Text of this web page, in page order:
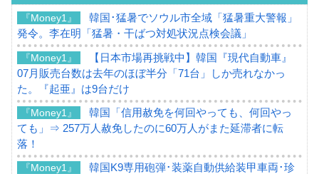
『Money1』
韓国･猛暑でソウル市全域「猛暑重大警報」
発令。李在明「猛暑・干ばつ対処状況点検会議」
『Money1』
【日本市場再挑戦中】韓国『現代自動車』
07月販売台数は去年のほぼ半分「71台」しか売れなかっ
た。『起亜』は9台だけ
『Money1』
韓国「信用赦免を何回やっても、何回やっ
ても」⇒ 257万人赦免したのに60万人がまた延滞者に転
落！
『Money1』
韓国K9専用砲弾･装薬自動供給装甲車両･珍